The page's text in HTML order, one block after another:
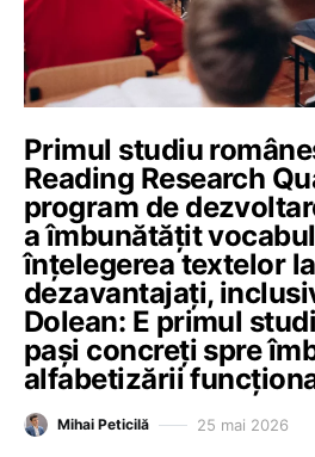
Primul studiu
Reading Research
program de
a îmbunătățit
înțelegerea textelor
dezavantajați,
Dolean: E primul
pași concreți spre
alfabetizării
Mihai Peticilă 25 mai 2026